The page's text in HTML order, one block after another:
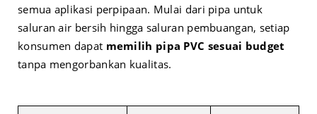
semua aplikasi perpipaan. Mulai dari pipa untuk
saluran air bersih hingga saluran pembuangan, setiap
konsumen dapat memilih pipa PVC sesuai budget
tanpa mengorbankan kualitas.